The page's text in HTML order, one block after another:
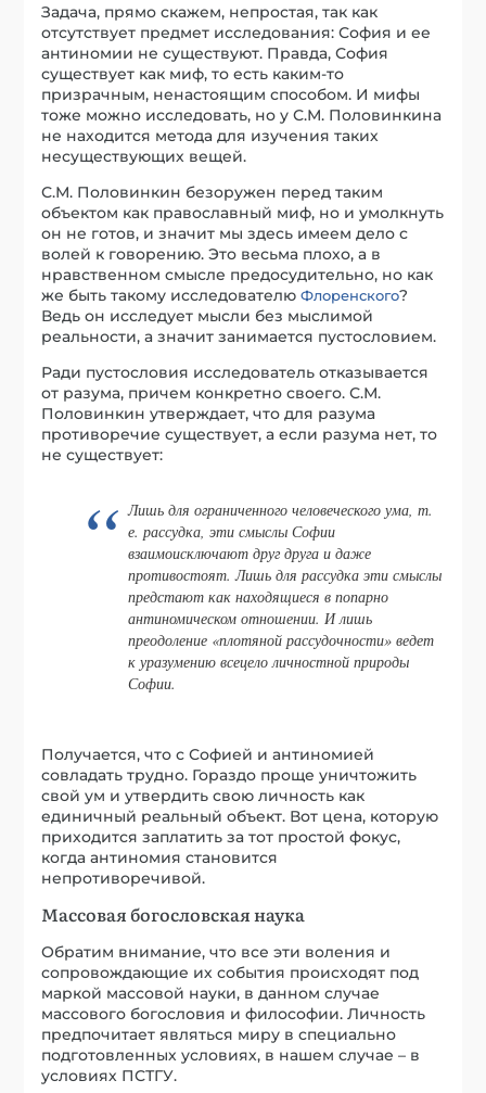
Задача, прямо скажем, непростая, так как
отсутствует предмет исследования: София и ее
антиномии не существуют. Правда, София
существует как миф, то есть каким-то
призрачным, ненастоящим способом. И мифы
тоже можно исследовать, но у С.М. Половинкина
не находится метода для изучения таких
несуществующих вещей.
С.М. Половинкин безоружен перед таким
объектом как православный миф, но и умолкнуть
он не готов, и значит мы здесь имеем дело с
волей к говорению. Это весьма плохо, а в
нравственном смысле предосудительно, но как
же быть такому исследователюФлоренского?
Ведь он исследует мысли без мыслимой
реальности, а значит занимается пустословием.
Ради пустословия исследователь отказывается
от разума, причем конкретно своего. С.М.
Половинкин утверждает, что для разума
противоречие существует, а если разума нет, то
не существует:
Лишь для ограниченного человеческого ума, т.
е. рассудка, эти смыслы Софии
взаимоисключают друг друга и даже
противостоят. Лишь для рассудка эти смыслы
предстают как находящиеся в попарно
антиномическом отношении. И лишь
преодоление «плотяной рассудочности» ведет
к уразумению всецело личностной природы
Софии.
Получается, что с Софией и антиномией
совладать трудно. Гораздо проще уничтожить
свой ум и утвердить свою личность как
единичный реальный объект. Вот цена, которую
приходится заплатить за тот простой фокус,
когда антиномия становится
непротиворечивой.
Массовая богословская наука
Обратим внимание, что все эти воления и
сопровождающие их события происходят под
маркой массовой науки, в данном случае
массового богословия и философии. Личность
предпочитает являться миру в специально
подготовленных условиях, в нашем случае – в
условиях ПСТГУ.